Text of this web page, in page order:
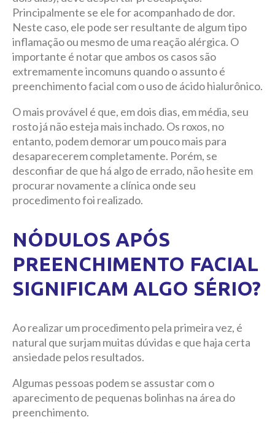
Principalmente se ele for acompanhado de dor.
Neste caso, ele pode ser resultante de algum tipo
inflamação ou mesmo de uma reação alérgica. O
importante é notar que ambos os casos são
extremamente incomuns quando o assunto é
preenchimento facial com o uso de ácido hialurônico.
O mais provável é que, em dois dias, em média, seu
rosto já não esteja mais inchado. Os roxos, no
entanto, podem demorar um pouco mais para
desaparecerem completamente. Porém, se
desconfiar de que há algo de errado, não hesite em
procurar novamente a clínica onde seu
procedimento foi realizado.
NÓDULOS APÓS
PREENCHIMENTO FACIAL
SIGNIFICAM ALGO SÉRIO?
Ao realizar um procedimento pela primeira vez, é
natural que surjam muitas dúvidas e que haja certa
ansiedade pelos resultados.
Algumas pessoas podem se assustar com o
aparecimento de pequenas bolinhas na área do
preenchimento.